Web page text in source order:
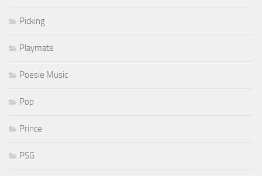
Picking
Playmate
Poesie Music
Pop
Prince
PSG